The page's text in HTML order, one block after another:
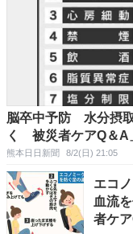
脳卒中予防 水分摂
く 被災者ケアQ＆A
熊本日日新聞 8/2(日) 21:05
エコ
血流
者ケ